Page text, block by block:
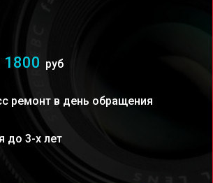
1800 руб
ремонт в день обращения
до 3-х лет